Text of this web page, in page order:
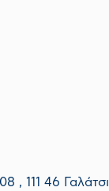
, 111 46 Γαλάτσι